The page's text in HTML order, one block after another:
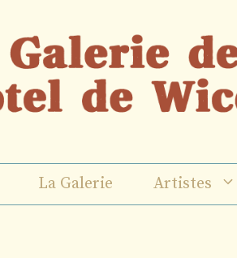
La Galerie Artistes